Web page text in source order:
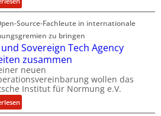
A
r
e
a
V
c
e
P
r
m
m
M
h
a
o
D
e
m
G
e
h
e
m
n
Source-Fachleute in internationale
zu bringen
Sovereign Tech Agency
zusammen
neuen
wollen das
Institut für Normung e.V.
:
D